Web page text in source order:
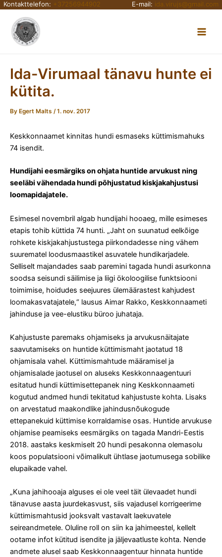
Skip
content
Kontakttelefon: +37256944902 E-mail: ida.virujs@gmail.com
Ida-Virumaal tänavu hunte ei
kütita.
By Egert Malts /1. nov. 2017
Keskkonnaamet kinnitas hundi esmaseks küttimismahuks
74 isendit.
Hundijahi eesmärgiks on ohjata huntide arvukust ning
seeläbi vähendada hundi põhjustatud kiskjakahjustusi
loomapidajatele.
Esimesel novembril algab hundijahi hooaeg, mille esimeses
etapis tohib küttida 74 hunti. „Jaht on suunatud eelkõige
rohkete kiskjakahjustustega piirkondadesse ning vähem
suurematel loodusmaastikel asuvatele hundikarjadele.
Selliselt majandades saab paremini tagada hundi asurkonna
soodsa seisundi säilimise ja liigi ökoloogilise funktsiooni
toimimise, hoidudes seejuures ülemäärastest kahjudest
loomakasvatajatele,“ lausus Aimar Rakko, Keskkonnaameti
jahinduse ja vee-elustiku büroo juhataja.
Kahjustuste paremaks ohjamiseks ja arvukusnäitajate
saavutamiseks on huntide küttimismaht jaotatud 18
ohjamisala vahel. Küttimismahtude määramisel ja
ohjamisalade jaotusel on aluseks Keskkonnaagentuuri
esitatud hundi küttimisettepanek ning Keskkonnaameti
kogutud andmed hundi tekitatud kahjustuste kohta. Lisaks
on arvestatud maakondlike jahindusnõukogude
ettepanekuid küttimise korraldamise osas. Huntide arvukuse
ohjamise peamiseks eesmärgiks on tagada Mandri-Eestis
2018. aastaks keskmiselt 20 hundi pesakonna olemasolu
koos populatsiooni võimalikult ühtlase jaotumusega sobilike
elupaikade vahel.
„Kuna jahihooaja alguses ei ole veel täit ülevaadet hundi
tänavuse aasta juurdekasvust, siis vajadusel korrigeerime
küttimismahtusid jooksvalt vastavalt laekuvatele
seireandmetele. Oluline roll on siin ka jahimeestel, kellelt
ootame infot kütitud isendite ja jäljevaatluste kohta. Nende
andmete alusel saab Keskkonnaagentuur hinnata huntide